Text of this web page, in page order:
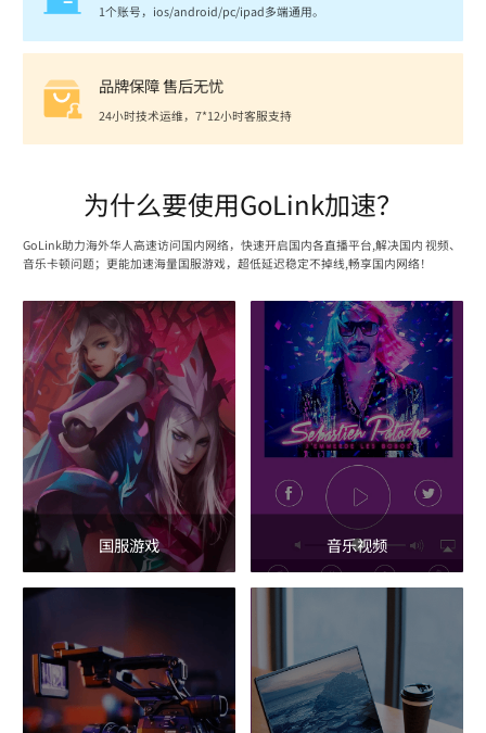
1个账号，ios/android/pc/ipad多端通用。
品牌保障 售后无忧
24小时技术运维，7*12小时客服支持
为什么要使用GoLink加速？
GoLink助力海外华人高速访问国内网络，快速开启国内各直播平台,解决国内 视频、
音乐卡顿问题；更能加速海量国服游戏，超低延迟稳定不掉线,畅享国内网络！
国服游戏 音乐视频